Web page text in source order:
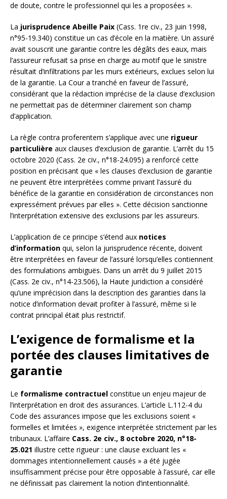
de doute, contre le professionnel qui les a proposées ».
La jurisprudence Abeille Paix (Cass. 1re civ., 23 juin 1998,
n°95-19.340) constitue un cas d’école en la matière. Un assuré
avait souscrit une garantie contre les dégâts des eaux, mais
l’assureur refusait sa prise en charge au motif que le sinistre
résultait d’infiltrations par les murs extérieurs, exclues selon lui
de la garantie. La Cour a tranché en faveur de l’assuré,
considérant que la rédaction imprécise de la clause d’exclusion
ne permettait pas de déterminer clairement son champ
d’application.
La règle contra proferentem s’applique avec une rigueur
particulière aux clauses d’exclusion de garantie. L’arrêt du 15
octobre 2020 (Cass. 2e civ., n°18-24.095) a renforcé cette
position en précisant que « les clauses d’exclusion de garantie
ne peuvent être interprétées comme privant l’assuré du
bénéfice de la garantie en considération de circonstances non
expressément prévues par elles ». Cette décision sanctionne
l’interprétation extensive des exclusions par les assureurs.
L’application de ce principe s’étend aux notices
d’information qui, selon la jurisprudence récente, doivent
être interprétées en faveur de l’assuré lorsqu’elles contiennent
des formulations ambiguës. Dans un arrêt du 9 juillet 2015
(Cass. 2e civ., n°14-23.506), la Haute juridiction a considéré
qu’une imprécision dans la description des garanties dans la
notice d’information devait profiter à l’assuré, même si le
contrat principal était plus restrictif.
L’exigence de formalisme et la
portée des clauses limitatives de
garantie
Le formalisme contractuel constitue un enjeu majeur de
l’interprétation en droit des assurances. L’article L.112-4 du
Code des assurances impose que les exclusions soient «
formelles et limitées », exigence interprétée strictement par les
tribunaux. L’affaire Cass. 2e civ., 8 octobre 2020, n°18-
25.021 illustre cette rigueur : une clause excluant les «
dommages intentionnellement causés » a été jugée
insuffisamment précise pour être opposable à l’assuré, car elle
ne définissait pas clairement la notion d’intentionnalité.